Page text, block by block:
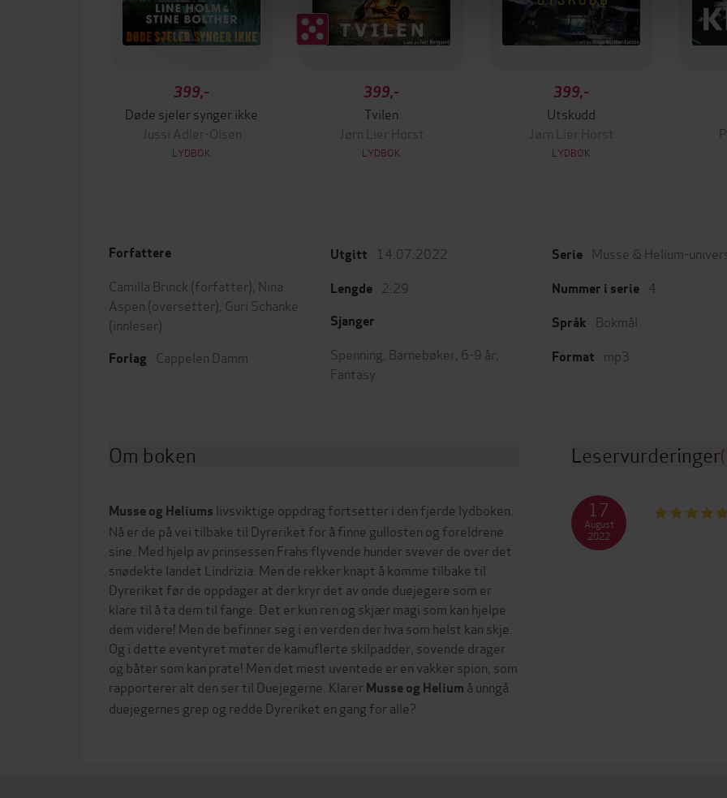
399,-
Døde sjeler synger ikke
Jussi Adler-Olsen
LYDBOK
399,-
Tvilen
Jørn Lier Horst
LYDBOK
399,-
Utskudd
Jørn Lier Horst
LYDBOK
Forfattere
Camilla Brinck (forfatter), Nina
Aspen (oversetter), Guri Schanke
(innleser)
Forlag Cappelen Damm
Utgitt 14.07.2022
Lengde 2:29
Sjanger
Spenning Barnebøker 6-9 år
Fantasy
Serie Musse & Helium-
Nummer i serie 4
Språk Bokmål
Format mp3
Om boken
Musse og Heliums livsviktige oppdrag fortsetter i den fjerde lydboken.
Nå er de på vei tilbake til Dyreriket for å finne gullosten og foreldrene
sine. Med hjelp av prinsessen Frahs flyvende hunder svever de over det
snødekte landet Lindrizia. Men de rekker knapt å komme tilbake til
Dyreriket før de oppdager at der kryr det av onde duejegere som er
klare til å ta dem til fange. Det er kun ren og skjær magi som kan hjelpe
dem videre! Men de befinner seg i en verden der hva som helst kan skje.
Og i dette eventyret møter de kamuflerte skilpadder, sovende drager
og båter som kan prate! Men det mest uventede er en vakker spion, som
rapporterer alt den ser til Duejegerne. KlarerMusse og Helium å unngå
duejegernes grep og redde Dyreriket en gang for alle?
Leservurderinger
17
August
2022